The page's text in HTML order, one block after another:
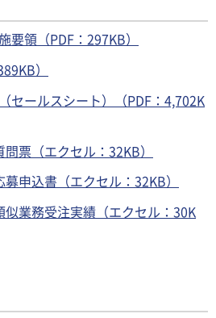
要領（PDF：297KB）
）
セールスシート）（PDF：4,702K
問票（エクセル：32KB）
募申込書（エクセル：32KB）
似業務受注実績（エクセル：30K